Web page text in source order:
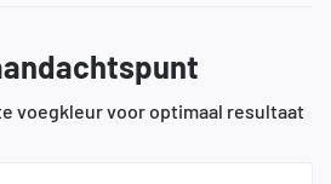
voegkleur voor optimaal resultaat